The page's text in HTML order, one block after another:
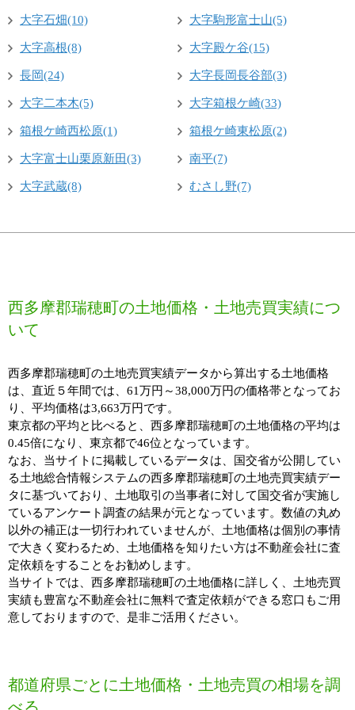
大字石畑(10) 大字駒形富士山(5)
大字高根(8) 大字殿ケ谷(15)
長岡(24) 大字長岡長谷部(3)
大字二本木(5) 大字箱根ケ崎(33)
箱根ケ崎西松原(1) 箱根ケ崎東松原(2)
大字富士山栗原新田(3) 南平(7)
大字武蔵(8) むさし野(7)
西多摩郡瑞穂町の土地価格・土地売買実績につ
いて
西多摩郡瑞穂町の土地売買実績データから算出する土地価格
は、直近５年間では、61万円～38,000万円の価格帯となってお
り、平均価格は3,663万円です。
東京都の平均と比べると、西多摩郡瑞穂町の土地価格の平均は
0.45倍になり、東京都で46位となっています。
なお、当サイトに掲載しているデータは、国交省が公開してい
る土地総合情報システムの西多摩郡瑞穂町の土地売買実績デー
タに基づいており、土地取引の当事者に対して国交省が実施し
ているアンケート調査の結果が元となっています。数値の丸め
以外の補正は一切行われていませんが、土地価格は個別の事情
で大きく変わるため、土地価格を知りたい方は不動産会社に査
定依頼をすることをお勧めします。
当サイトでは、西多摩郡瑞穂町の土地価格に詳しく、土地売買
実績も豊富な不動産会社に無料で査定依頼ができる窓口もご用
意しておりますので、是非ご活用ください。
都道府県ごとに土地価格・土地売買の相場を調